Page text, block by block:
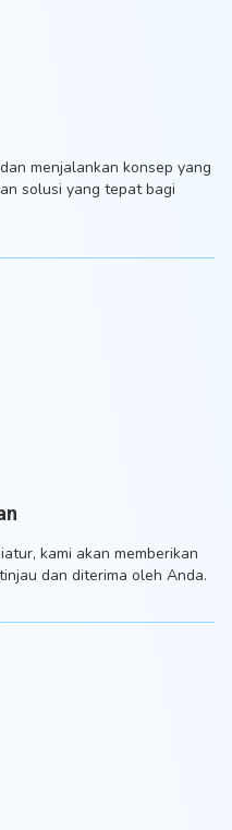
menjalankan konsep yang
solusi yang tepat bagi
kami akan memberikan
dan diterima oleh Anda.